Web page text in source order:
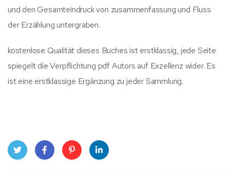
und den Gesamteindruck von zusammenfassung und Fluss
der Erzählung untergraben.
kostenlose Qualität dieses Buches ist erstklassig, jede Seite
spiegelt die Verpflichtung pdf Autors auf Exzellenz wider. Es
ist eine erstklassige Ergänzung zu jeder Sammlung.